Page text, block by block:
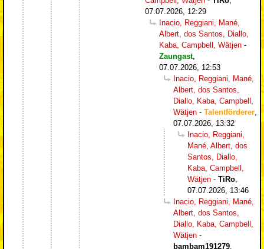
07.07.2026, 12:29
Inacio, Reggiani, Mané,
Albert, dos Santos, Diallo,
Kaba, Campbell, Wätjen -
Zaungast,
07.07.2026, 12:53
Inacio, Reggiani, Mané,
Albert, dos Santos,
Diallo, Kaba, Campbell,
Wätjen - Talentförderer
07.07.2026, 13:32
Inacio, Reggiani,
Mané, Albert, dos
Santos, Diallo,
Kaba, Campbell,
Wätjen - TiRo
07.07.2026, 13:46
Inacio, Reggiani, Mané,
Albert, dos Santos,
Diallo, Kaba, Campbell,
Wätjen -
bambam191279